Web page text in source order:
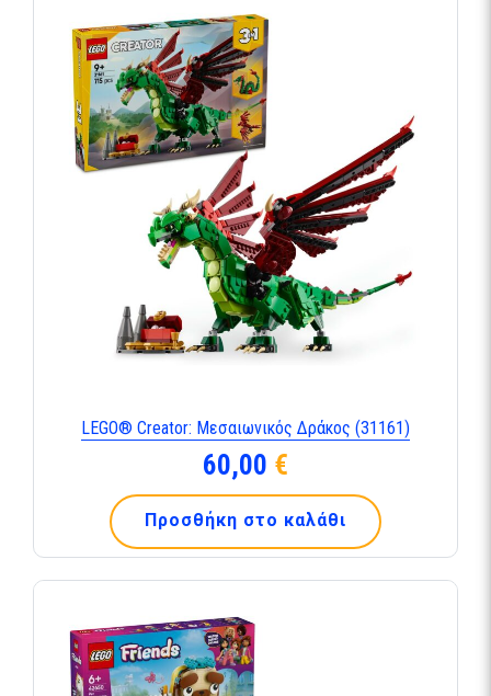
LEGO® Creator: Μεσαιωνικός Δράκος (31161)
60,00 €
Προσθήκη στο καλάθι